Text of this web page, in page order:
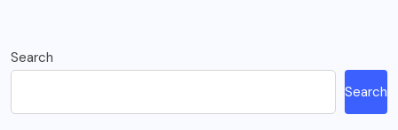
Search
Search